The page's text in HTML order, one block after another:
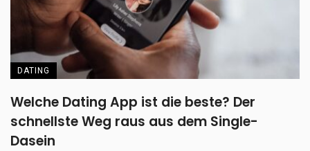
DATING
Welche Dating App ist die beste? Der
schnellste Weg raus aus dem Single-
Dasein